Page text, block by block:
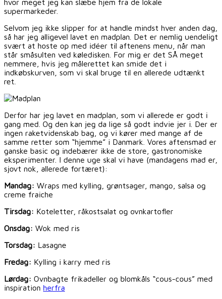
hvor meget jeg kan slæbe hjem fra de lokale
supermarkeder.
Selvom jeg ikke slipper for at handle mindst hver anden dag,
så har jeg alligevel lavet en madplan. Det er nemlig uendeligt
svært at hoste op med idéer til aftenens menu, når man
står småsulten ved køledisken. For mig er det SÅ meget
nemmere, hvis jeg målerettet kan smide det i
indkøbskurven, som vi skal bruge til en allerede udtænkt
ret.
Derfor har jeg lavet en madplan, som vi allerede er godt i
gang med. Og den kan jeg da lige så godt indvie jer i. Der er
ingen raketvidenskab bag, og vi kører med mange af de
samme retter som “hjemme” i Danmark. Vores aftensmad er
ganske basic og indebærer ikke de store, gastronomiske
eksperimenter. I denne uge skal vi have (mandagens mad er,
sjovt nok, allerede fortæret):
Mandag: Wraps med kylling, grøntsager, mango, salsa og
creme fraiche
Tirsdag: Koteletter, råkostsalat og ovnkartofler
Onsdag: Wok med ris
Torsdag: Lasagne
Fredag: Kylling i karry med ris
Lørdag: Ovnbagte frikadeller og blomkåls “cous-cous” med
inspiration herfra